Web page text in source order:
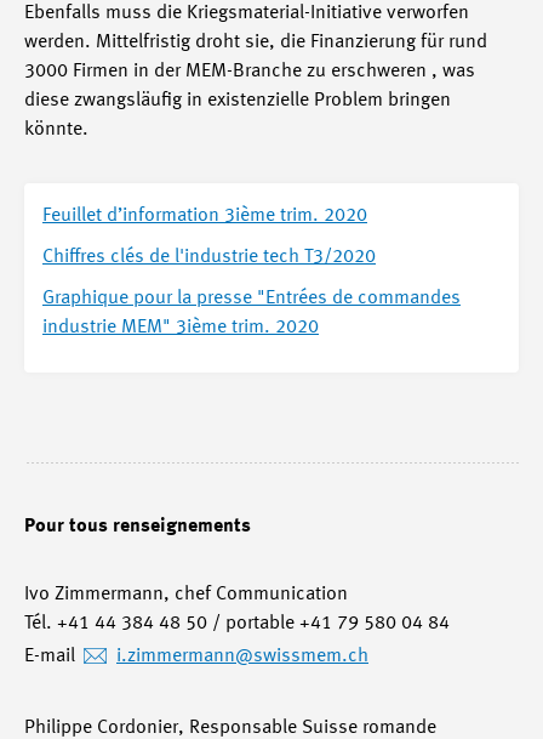
Ebenfalls muss die Kriegsmaterial-Initiative verworfen
werden. Mittelfristig droht sie, die Finanzierung für rund
3000 Firmen in der MEM-Branche zu erschweren , was
diese zwangsläufig in existenzielle Problem bringen
könnte.
Feuillet d’information 3ième trim. 2020
Chiffres clés de l'industrie tech T3/2020
Graphique pour la presse "Entrées de commandes
industrie MEM" 3ième trim. 2020
Pour tous renseignements
Ivo Zimmermann, chef Communication
Tél. +41 44 384 48 50 / portable +41 79 580 04 84
E-mail
i.zimmermann@swissmem.ch
Philippe Cordonier, Responsable Suisse romande